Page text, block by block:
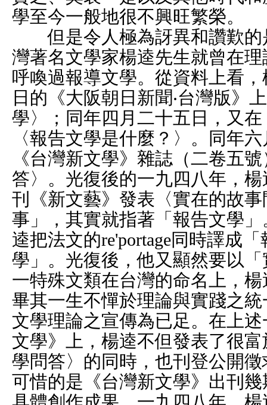
學至今一般地很不興旺繁榮。
但是令人極為訝異和讚歎的
灣著名文學家楊逵先生就曾在
呼喚過報導文學。從資料上看
日的《大阪朝日新聞‧台灣版》
學〉；同年四月二十五日，又
〈報告文學是什麼？〉。同年
《台灣新文學》雜誌（二卷五
答〉。光復後的一九四八年，
刊《新文藝》發表〈實在的故
事」，其實就指著「報告文學
逵把法文的re'portage同時譯成
學」。光復後，他又顯然要以
一特殊文類在台灣的命名上，
畢其一生不憚於理論與實踐之
文學理論之宣傳為已足。在上
文學》上，楊逵不但發表了很
學問答〉的同時，也刊登公開
可惜的是《台灣新文學》出刊